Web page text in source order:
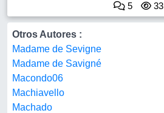
5 33
Otros Autores :
Madame de Sevigne
Madame de Savigné
Macondo06
Machiavello
Machado